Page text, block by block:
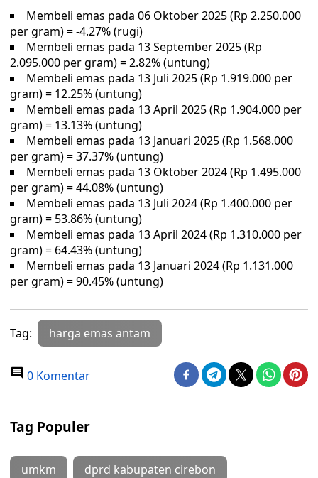
Membeli emas pada 06 Oktober 2025 (Rp 2.250.000
per gram) = -4.27% (rugi)
Membeli emas pada 13 September 2025 (Rp
2.095.000 per gram) = 2.82% (untung)
Membeli emas pada 13 Juli 2025 (Rp 1.919.000 per
gram) = 12.25% (untung)
Membeli emas pada 13 April 2025 (Rp 1.904.000 per
gram) = 13.13% (untung)
Membeli emas pada 13 Januari 2025 (Rp 1.568.000
per gram) = 37.37% (untung)
Membeli emas pada 13 Oktober 2024 (Rp 1.495.000
per gram) = 44.08% (untung)
Membeli emas pada 13 Juli 2024 (Rp 1.400.000 per
gram) = 53.86% (untung)
Membeli emas pada 13 April 2024 (Rp 1.310.000 per
gram) = 64.43% (untung)
Membeli emas pada 13 Januari 2024 (Rp 1.131.000
per gram) = 90.45% (untung)
Tag: harga emas antam
0 Komentar
Tag Populer
umkm dprd kabupaten cirebon